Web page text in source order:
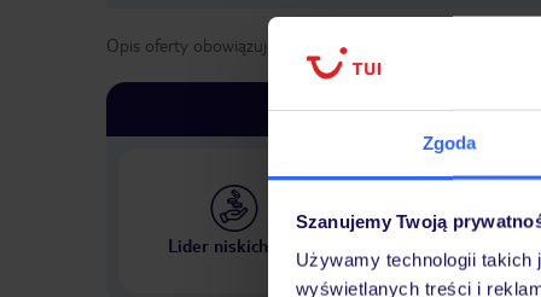
Zgoda
Szanujemy Twoją
Używamy technologii
wyświetlanych treści i
Opis oferty obowiązuje dla wyjazdów w terminie
Lider niskich cen
Największe biuro
w Polsce